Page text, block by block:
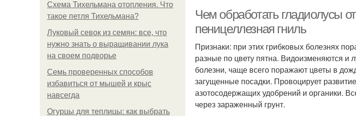
Схема Тихельмана отопления. Что
такое петля Тихельмана?
Луковый севок из семян: все, что
нужно знать о выращивании лука
на своем подворье
Семь проверенных способов
избавиться от мышей и крыс
навсегда
Огурцы для теплицы: как выбрать
Чем обработать гладиолусы
пеницеллезная гниль
Признаки: при этих грибковых болезнях
разные по цвету пятна. Видоизменяются
болезни, чаще всего поражают цветы в
загущенные посадки. Провоцирует
азотосодержащих удобрений и органики.
через зараженный грунт.